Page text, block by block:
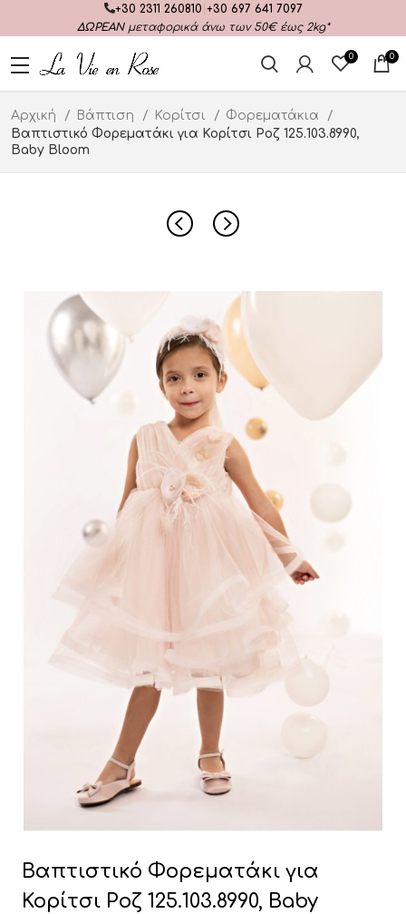
+30 2311 260810 +30 697 641 7097
ΔΩΡΕΑΝμεταφορικά άνω των 50€ έως 2kg*
0 0
Αρχική Βάπτιση Κορίτσι
Φορεματάκια
Βαπτιστικό Φορεματάκι για Κορίτσι Ροζ 125.103.8990,
Baby Bloom
Βαπτιστικό Φορεματάκι για
Κορίτσι Ροζ 125.103.8990, Baby